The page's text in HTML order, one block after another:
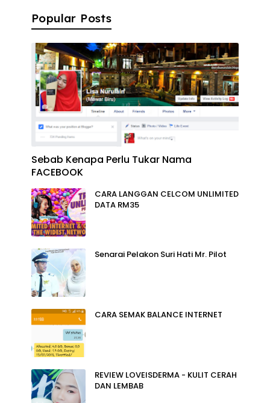
Popular Posts
Sebab Kenapa Perlu Tukar Nama
FACEBOOK
CARA LANGGAN CELCOM UNLIMITED
DATA RM35
Senarai Pelakon Suri Hati Mr. Pilot
CARA SEMAK BALANCE INTERNET
REVIEW LOVEISDERMA - KULIT CERAH
DAN LEMBAB